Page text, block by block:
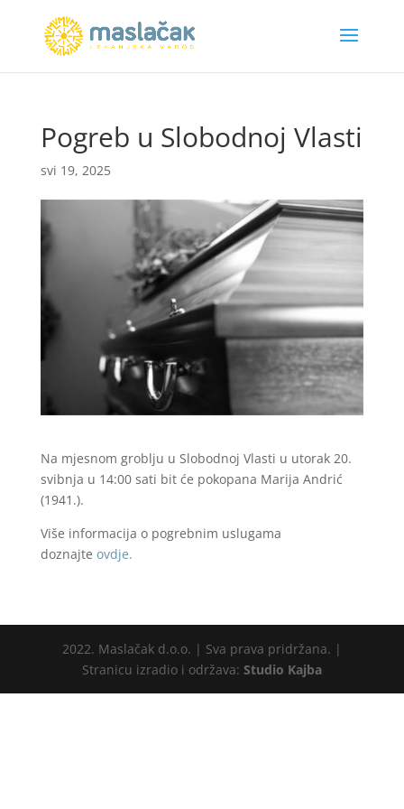
Pogreb u Slobodnoj Vlasti
svi 19, 2025
Na mjesnom groblju u Slobodnoj Vlasti u utorak 20.
svibnja u 14:00 sati bit će pokopana Marija Andrić
(1941.).
Više informacija o pogrebnim uslugama
doznajte ovdje.
2022. Maslačak d.o.o. | Sva prava pridržana. |
Stranicu izradio i održava: Studio Kajba